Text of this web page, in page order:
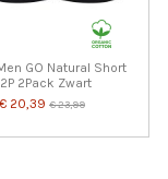
GO Natural Short
2Pack Zwart
€ 20,39 € 23,99